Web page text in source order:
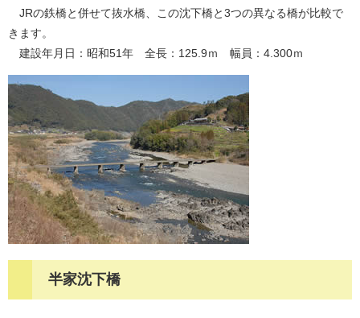
JRの鉄橋と併せて抜水橋、この沈下橋と3つの異なる橋が比較で
きます。
建設年月日：昭和51年 全長：125.9ｍ 幅員：4.300ｍ
半家沈下橋